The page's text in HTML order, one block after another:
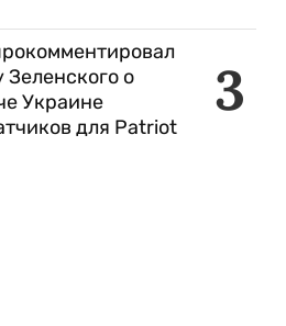
3
Зеленского о
Украине
для Patriot